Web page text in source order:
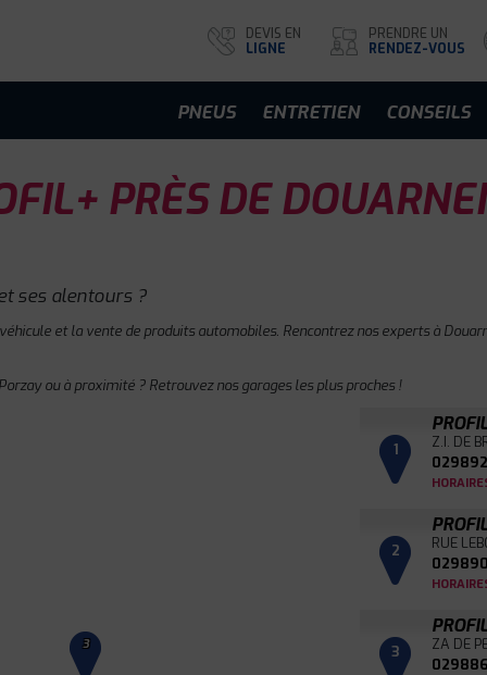
DEVIS EN
LIGNE
PRENDRE UN
RENDEZ-VOUS
PNEUS ENTRETIEN CONSEILS
PRÈS DE
ses alentours ?
et la vente de produits automobiles. Rencontrez nos experts à
ou à proximité ? Retrouvez nos garages les plus proches !
3
1 Z.I. DE
2 RUE
3 ZA DE